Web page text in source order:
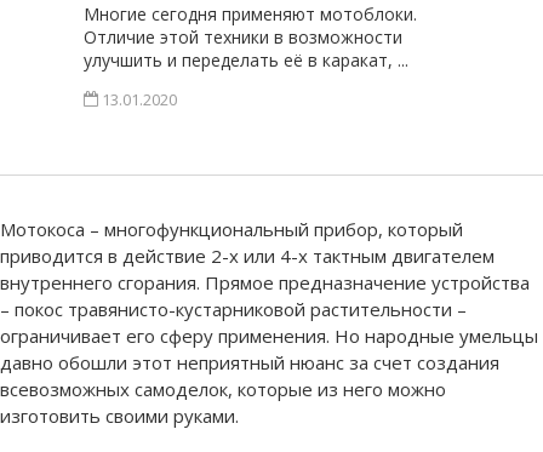
Многие сегодня применяют мотоблоки.
Отличие этой техники в возможности
улучшить и переделать её в каракат, ...
13.01.2020
Мотокоса – многофункциональный прибор, который
приводится в действие 2-х или 4-х тактным двигателем
внутреннего сгорания. Прямое предназначение устройства
– покос травянисто-кустарниковой растительности –
ограничивает его сферу применения. Но народные умельцы
давно обошли этот неприятный нюанс за счет создания
всевозможных самоделок, которые из него можно
изготовить своими руками.